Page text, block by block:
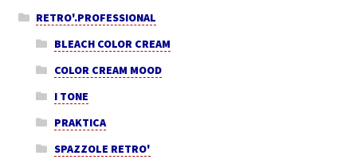
RETRO'.PROFESSIONAL
BLEACH COLOR CREAM
COLOR CREAM MOOD
I TONE
PRAKTICA
SPAZZOLE RETRO'